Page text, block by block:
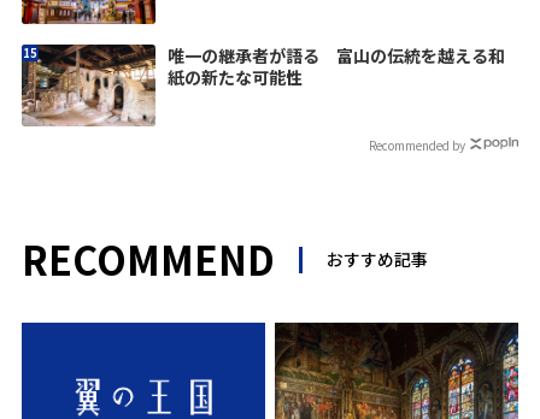
唯一の継承者が語る 富山の伝統を越える和
紙の新たな可能性
Recommended by
RECOMMEND おすすめ記事